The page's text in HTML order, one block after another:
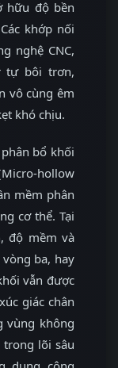
hữu độ bền
khớp nối
nghệ CNC,
tự bôi trơn,
vô cùng êm
khó chịu.
bổ khối
hollow
mềm phân
cơ thể. Tại
độ mềm và
ba, hay
vẫn được
giác chân
vùng không
lõi sâu